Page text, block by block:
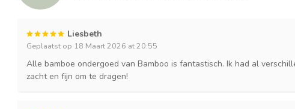
Liesbeth
Geplaatst op 18 Maart 2026 at 20:55
Alle bamboe ondergoed van Bamboo is fantastisch. Ik had al
zacht en fijn om te dragen!